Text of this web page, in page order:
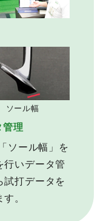
ソール幅
管理
ソール幅」を
行いデータ管
試打データを
。